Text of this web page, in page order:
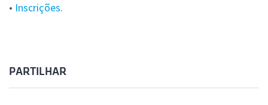
• Inscrições.
PARTILHAR